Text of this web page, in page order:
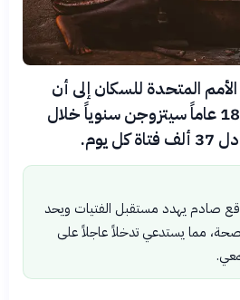
المتحدة للسكان إلى أن
13.5 مليون فتاة دون 18 عاماً سيتزوجن سنوياً خلال
يوم.
صادم يهدد مستقبل الفتيات ويحد
مما يستدعي تدخلاً عاجلاً على